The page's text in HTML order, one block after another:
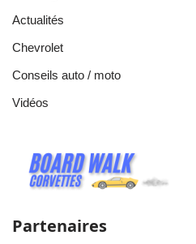
Actualités
Chevrolet
Conseils auto / moto
Vidéos
Partenaires